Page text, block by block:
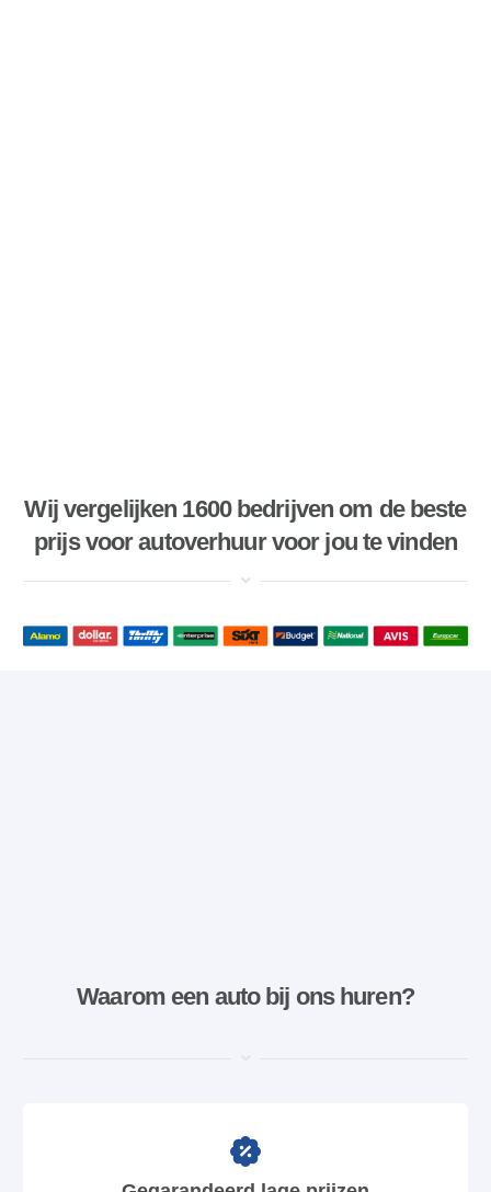
Wij vergelijken 1600 bedrijven om de beste
prijs voor autoverhuur voor jou te vinden
Waarom een ​​auto bij ons huren?